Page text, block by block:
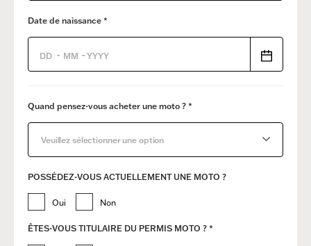
Date de naissance *
- -
Quand pensez-vous acheter une moto ? *
Veuillez sélectionner une option
POSSÉDEZ-VOUS ACTUELLEMENT UNE MOTO ?
Oui Non
ÊTES-VOUS TITULAIRE DU PERMIS MOTO ? *